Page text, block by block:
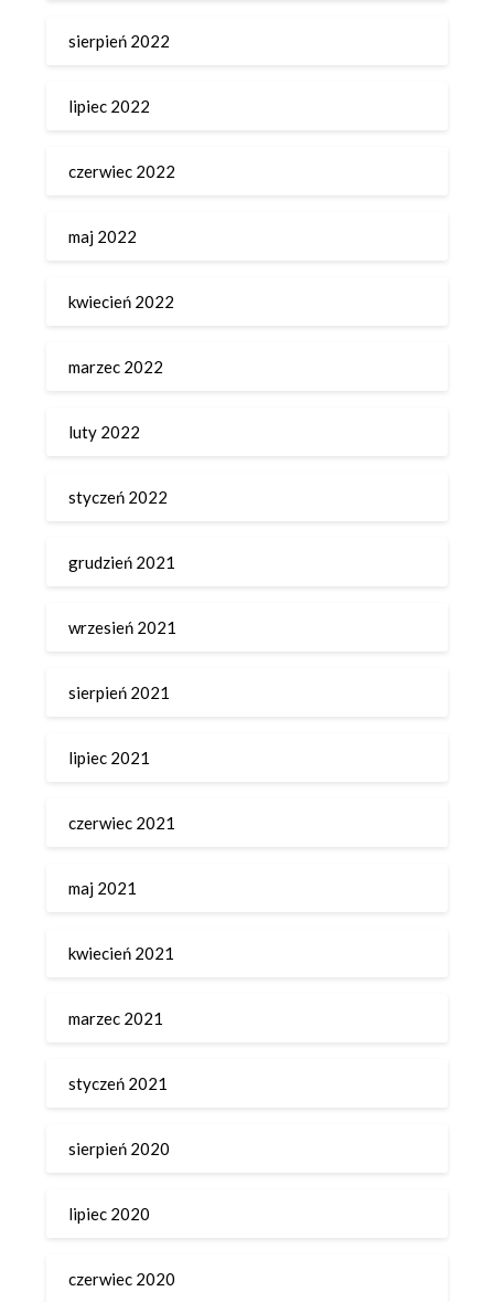
sierpień 2022
lipiec 2022
czerwiec 2022
maj 2022
kwiecień 2022
marzec 2022
luty 2022
styczeń 2022
grudzień 2021
wrzesień 2021
sierpień 2021
lipiec 2021
czerwiec 2021
maj 2021
kwiecień 2021
marzec 2021
styczeń 2021
sierpień 2020
lipiec 2020
czerwiec 2020